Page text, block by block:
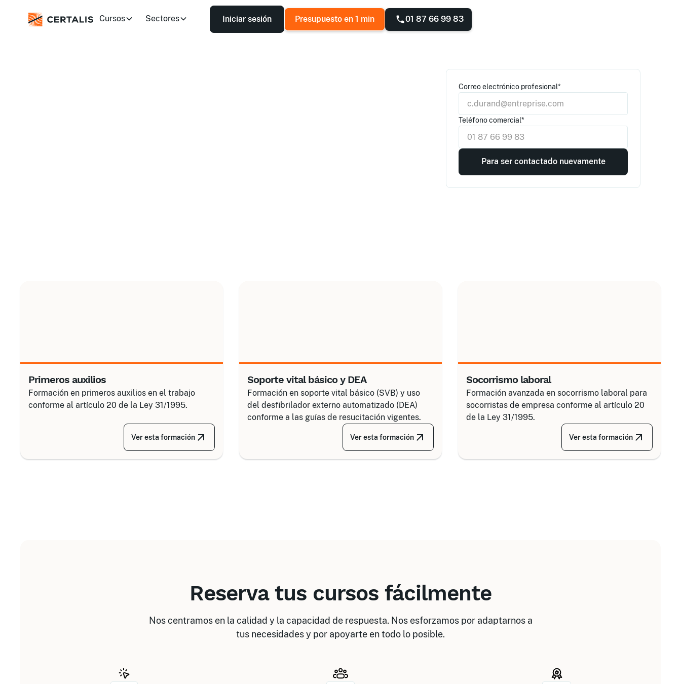
Cursos Sectores Iniciar sesión Presupuesto en 1 min 01 87 66 99 83
Correo electrónico profesional*
Teléfono comercial*
Primeros auxilios
Formación en primeros auxilios en el trabajo
conforme al artículo 20 de la Ley 31/1995.
Ver esta formación
Soporte vital básico y DEA
Formación en soporte vital básico (SVB) y uso
del desfibrilador externo automatizado (DEA)
conforme a las guías de resucitación vigentes.
Ver esta formación
Socorrismo laboral
Formación avanzada en socorrismo laboral para
socorristas de empresa conforme al artículo 20
de la Ley 31/1995.
Ver esta formación
Reserva tus cursos fácilmente
Nos centramos en la calidad y la capacidad de respuesta. Nos esforzamos por adaptarnos a
tus necesidades y por apoyarte en todo lo posible.